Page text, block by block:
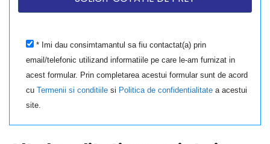
* Imi dau consimtamantul sa fiu contactat(a) prin
email/telefonic utilizand informatiile pe care le-am furnizat in
acest formular. Prin completarea acestui formular sunt de acord
cuTermenii si conditiile si Politica de confidentialitate a acestui
site.